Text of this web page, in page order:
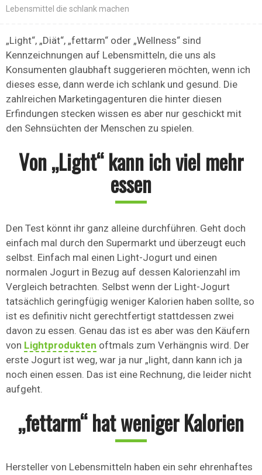
Lebensmittel die schlank machen
„Light“, „Diät“, „fettarm“ oder „Wellness“ sind
Kennzeichnungen auf Lebensmitteln, die uns als
Konsumenten glaubhaft suggerieren möchten, wenn ich
dieses esse, dann werde ich schlank und gesund. Die
zahlreichen Marketingagenturen die hinter diesen
Erfindungen stecken wissen es aber nur geschickt mit
den Sehnsüchten der Menschen zu spielen.
Von „Light“ kann ich viel mehr
essen
Den Test könnt ihr ganz alleine durchführen. Geht doch
einfach mal durch den Supermarkt und überzeugt euch
selbst. Einfach mal einen Light-Jogurt und einen
normalen Jogurt in Bezug auf dessen Kalorienzahl im
Vergleich betrachten. Selbst wenn der Light-Jogurt
tatsächlich geringfügig weniger Kalorien haben sollte, so
ist es definitiv nicht gerechtfertigt stattdessen zwei
davon zu essen. Genau das ist es aber was den Käufern
von Lightprodukten oftmals zum Verhängnis wird. Der
erste Jogurt ist weg, war ja nur „light, dann kann ich ja
noch einen essen. Das ist eine Rechnung, die leider nicht
aufgeht.
„fettarm“ hat weniger Kalorien
Hersteller von Lebensmitteln haben ein sehr ehrenhaftes